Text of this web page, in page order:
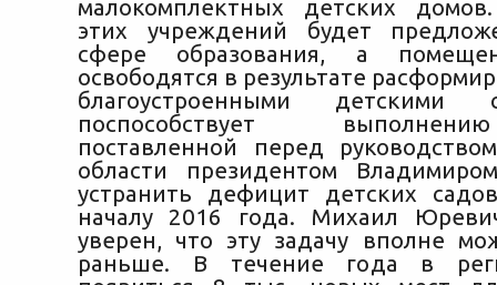
малокомплектных детских
этих учреждений будет
сфере образования, а
освободятся в результате
благоустроенными детскими
поспособствует
поставленной перед
области президентом
устранить дефицит детских
началу 2016 года. Михаил
уверен, что эту задачу вполне
раньше. В течение года в